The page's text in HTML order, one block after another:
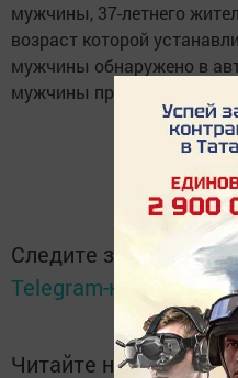
мужчины, 37-летнего
возраст которой
мужчины обнаружено в
мужчины продолжаются.
Следите за самым
Telegram-канале
Читайте новости